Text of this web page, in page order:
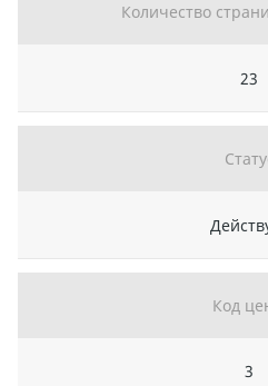
Количество
23
Код
3